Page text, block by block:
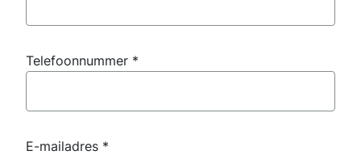
Telefoonnummer *
E-mailadres *